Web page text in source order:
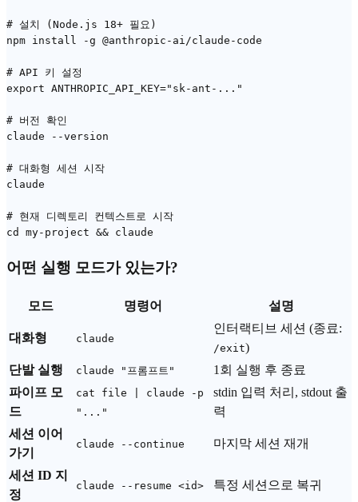
# 설치 (Node.js 18+ 필요)
npm install -g @anthropic-ai/claude-code
# API 키 설정
export ANTHROPIC_API_KEY="sk-ant-..."
# 버전 확인
claude --version
# 대화형 세션 시작
claude
# 현재 디렉토리 컨텍스트로 시작
어떤 실행 모드가 있는가?
모드 명령어 설명
대화형 claude
인터랙티브 세션 (종료:
/exit)
단발 실행
claude "프롬프트"
1회 실행 후 종료
파이프 모
드
cat file | claude -p
"..."
stdin 입력 처리, stdout 출
력
세션 이어
가기
claude --continue 마지막 세션 재개
세션 ID 지
정
claude --resume <id> 특정 세션으로 복귀